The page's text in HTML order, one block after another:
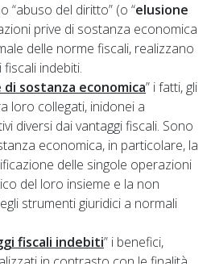
“abuso del diritto” (o “elusione
prive di sostanza economica
delle norme fiscali, realizzano
indebiti.
sostanza economica” i fatti, gli
loro collegati, inidonei a
diversi dai vantaggi fiscali. Sono
economica, in particolare, la
delle singole operazioni
del loro insieme e la non
strumenti giuridici a normali
fiscali indebiti” i benefici,
in contrasto con le finalità